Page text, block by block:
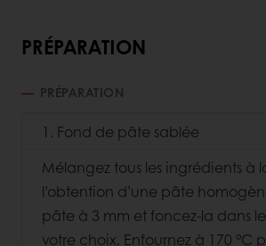
PRÉPARATION
PRÉPARATION
1. Fond de pâte sablée
Mélangez tous les ingrédients à
l’obtention d’une pâte
pâte à 3 mm et foncez-la dans
votre choix. Enfournez à 170 °C